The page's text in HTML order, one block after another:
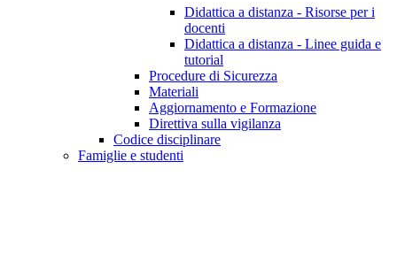
Didattica a distanza - Risorse per i
docenti
Didattica a distanza - Linee guida e
tutorial
Procedure di Sicurezza
Materiali
Aggiornamento e Formazione
Direttiva sulla vigilanza
Codice disciplinare
Famiglie e studenti